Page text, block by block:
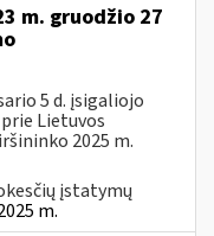
m. gruodžio 27
5 d. įsigaliojo
Lietuvos
2025 m.
įstatymų
m.